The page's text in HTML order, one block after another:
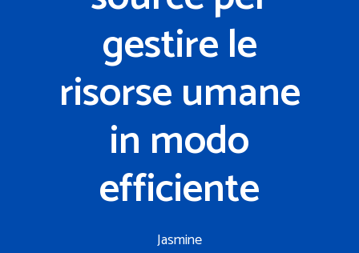
gestire le
risorse umane
in modo
efficiente
Jasmine